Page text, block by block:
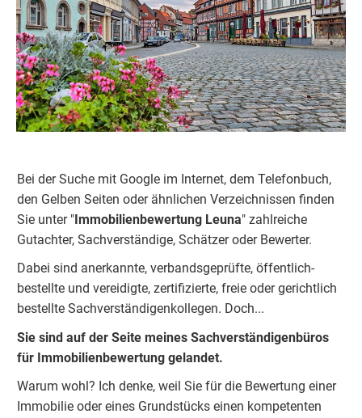
Bei der Suche mit Google im Internet, dem Telefonbuch,
den Gelben Seiten oder ähnlichen Verzeichnissen finden
Sie unter "Immobilienbewertung Leuna" zahlreiche
Gutachter, Sachverständige, Schätzer oder Bewerter.
Dabei sind anerkannte, verbandsgeprüfte, öffentlich-
bestellte und vereidigte, zertifizierte, freie oder gerichtlich
bestellte Sachverständigenkollegen. Doch...
Sie sind auf der Seite meines Sachverständigenbüros
für Immobilienbewertung gelandet.
Warum wohl? Ich denke, weil Sie für die Bewertung einer
Immobilie oder eines Grundstücks einen kompetenten